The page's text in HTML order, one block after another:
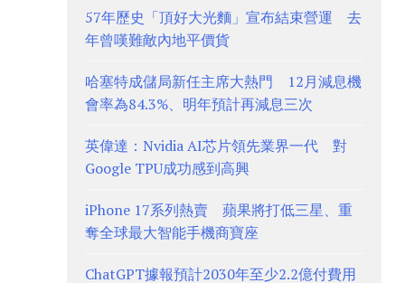
57年歷史「頂好大光麵」宣布結束營運 去
年曾嘆難敵內地平價貨
哈塞特成儲局新任主席大熱門 12月減息機
會率為84.3%、明年預計再減息三次
英偉達：Nvidia AI芯片領先業界一代 對
Google TPU成功感到高興
iPhone 17系列熱賣 蘋果將打低三星、重
奪全球最大智能手機商寶座
ChatGPT據報預計2030年至少2.2億付費用